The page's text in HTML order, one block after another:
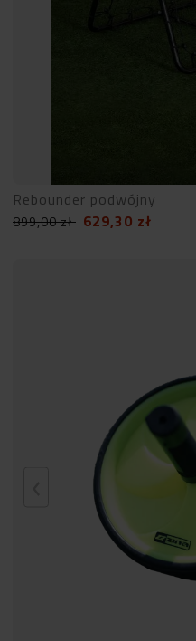
Rebounder podwójny
899,00zł 629,30 zł